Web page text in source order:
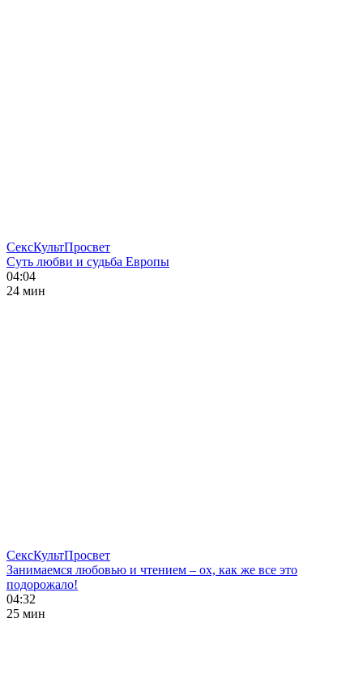
СексКультПросвет
Суть любви и судьба Европы
04:04
24 мин
СексКультПросвет
Занимаемся любовью и чтением – ох, как же все это
подорожало!
04:32
25 мин